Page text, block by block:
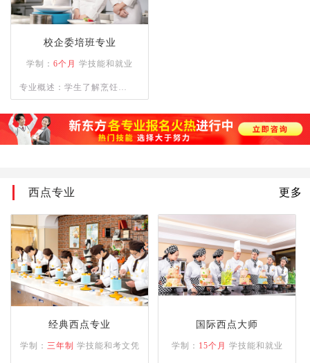
巧以及食材处理技能。
校企委培班专业
学制：6个月 学技能和就业
专业概述：学生了解烹饪的
勺功知识，以及原料的初步
加功知识；掌握烹饪切配常
浆、挂糊、勾芡、制汤、装
法、冷菜烹调技术；熟悉原
料的初步熟处理。
西点专业 更多
经典西点专业
学制： 三年制 学技能和考文凭
国际西点大师
学制： 15个月 学技能和就业